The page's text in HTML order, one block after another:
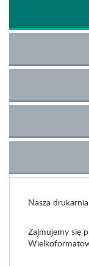
Nasza
Zajmujemy się